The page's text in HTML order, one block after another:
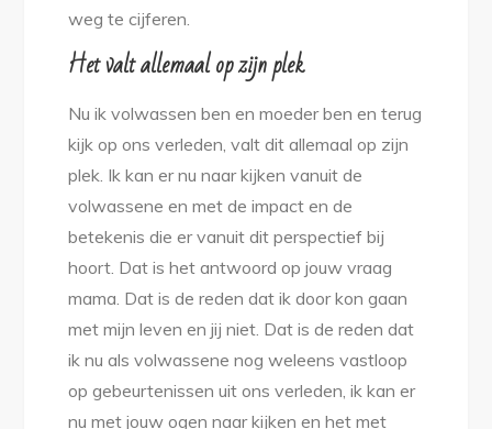
weg te cijferen.
Het valt allemaal op zijn plek
Nu ik volwassen ben en moeder ben en terug
kijk op ons verleden, valt dit allemaal op zijn
plek. Ik kan er nu naar kijken vanuit de
volwassene en met de impact en de
betekenis die er vanuit dit perspectief bij
hoort. Dat is het antwoord op jouw vraag
mama. Dat is de reden dat ik door kon gaan
met mijn leven en jij niet. Dat is de reden dat
ik nu als volwassene nog weleens vastloop
op gebeurtenissen uit ons verleden, ik kan er
nu met jouw ogen naar kijken en het met